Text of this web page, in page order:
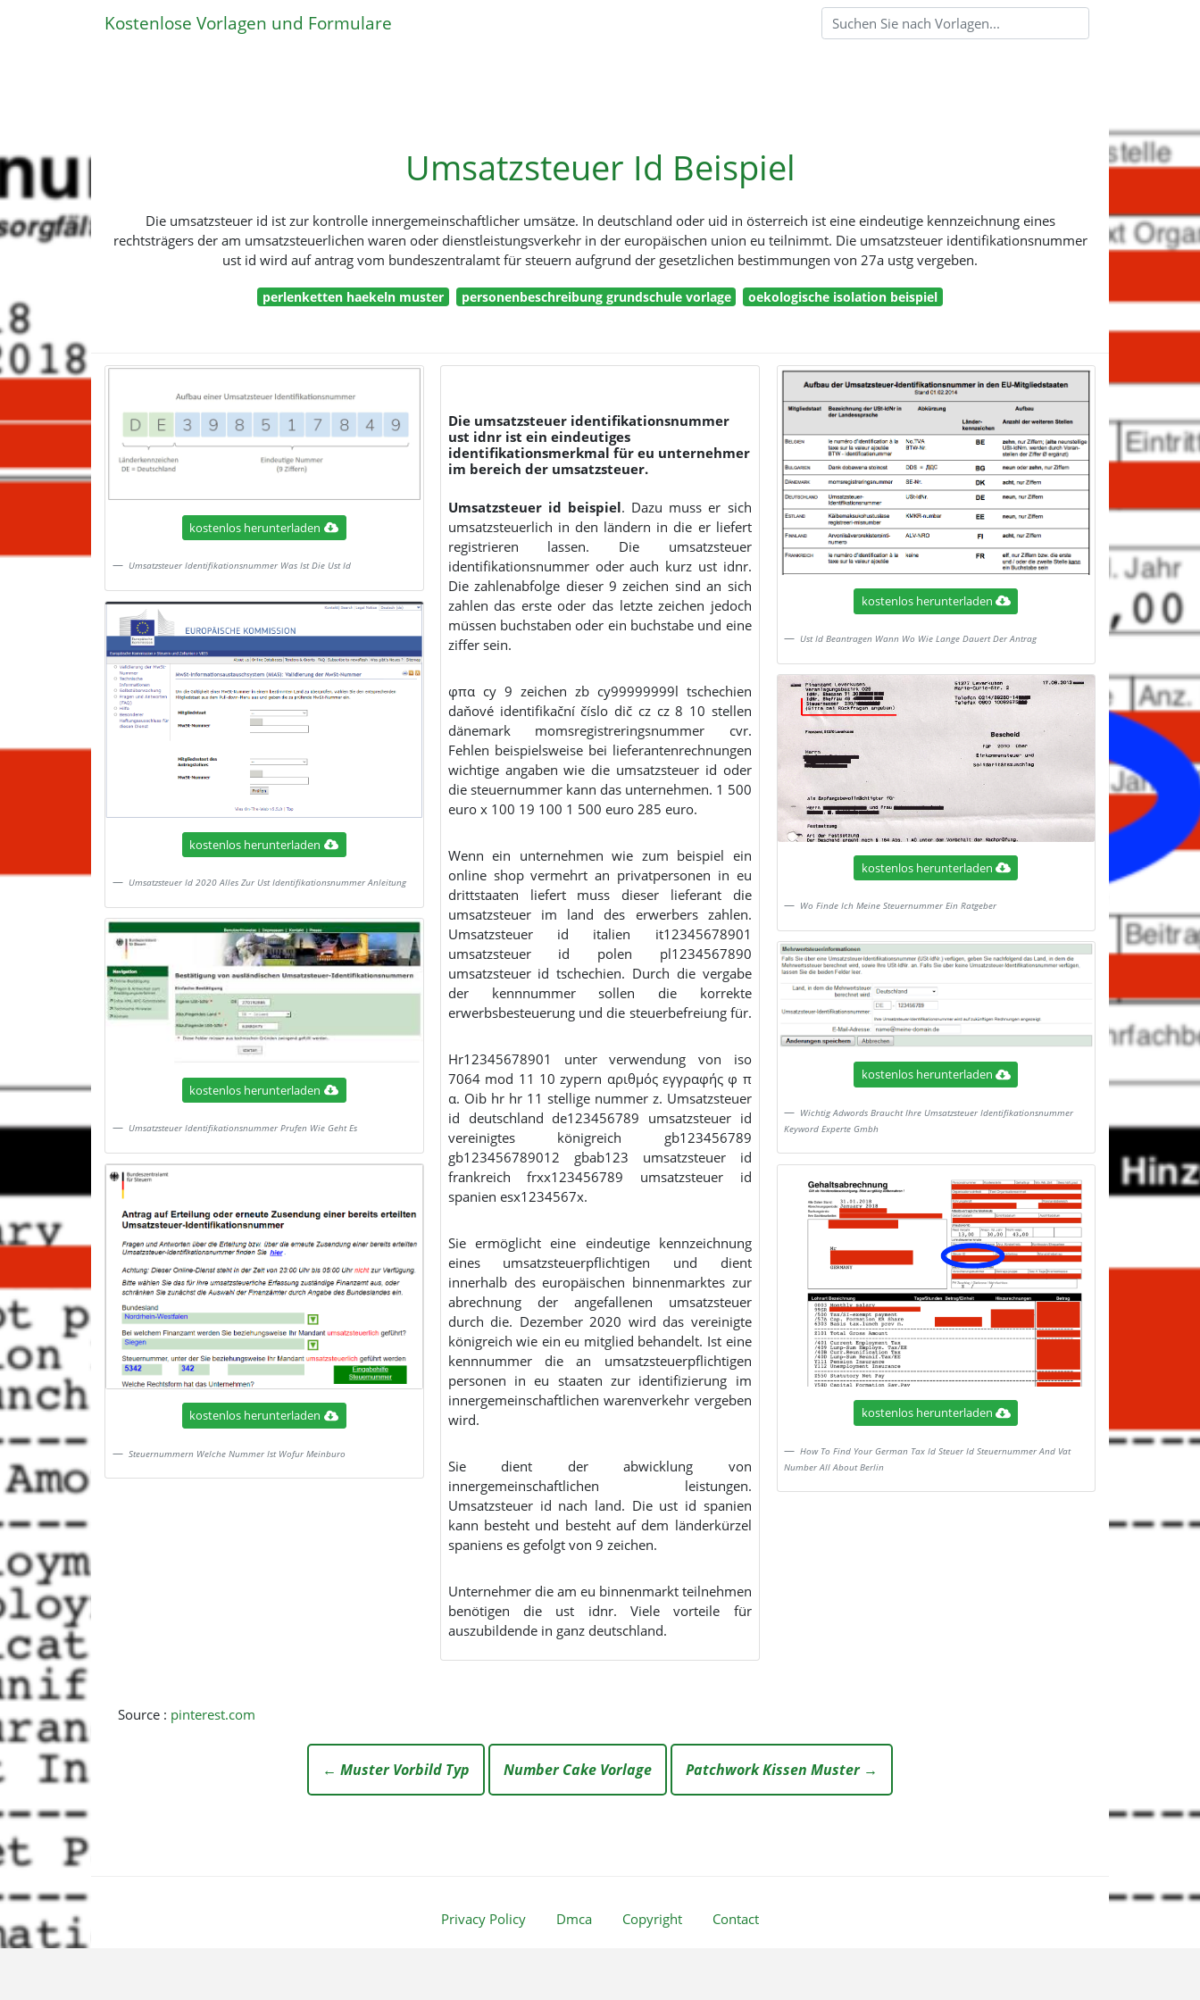
Kostenlose Vorlagen und Formulare
Umsatzsteuer Id Beispiel
Die umsatzsteuer id ist zur kontrolle innergemeinschaftlicher umsätze. In deutschland oder uid in österreich ist eine eindeutige kennzeichnung eines
rechtsträgers der am umsatzsteuerlichen waren oder dienstleistungsverkehr in der europäischen union eu teilnimmt. Die umsatzsteuer identifikationsnummer
ust id wird auf antrag vom bundeszentralamt für steuern aufgrund der gesetzlichen bestimmungen von 27a ustg vergeben.
perlenketten haekeln muster personenbeschreibung grundschule vorlage oekologische isolation beispiel
kostenlos herunterladen
Umsatzsteuer Identifikationsnummer Was Ist Die Ust Id
kostenlos herunterladen
Umsatzsteuer Id 2020 Alles Zur Ust Identifikationsnummer Anleitung
kostenlos herunterladen
Umsatzsteuer Identifikationsnummer Prufen Wie Geht Es
kostenlos herunterladen
Steuernummern Welche Nummer Ist Wofur Meinburo
Die umsatzsteuer identifikationsnummer
ust idnr ist ein eindeutiges
identifikationsmerkmal für eu unternehmer
im bereich der umsatzsteuer.
Umsatzsteuer id beispiel. Dazu muss er sich
umsatzsteuerlich in den ländern in die er liefert
registrieren lassen. Die umsatzsteuer
identifikationsnummer oder auch kurz ust idnr.
Die zahlenabfolge dieser 9 zeichen sind an sich
zahlen das erste oder das letzte zeichen jedoch
müssen buchstaben oder ein buchstabe und eine
ziffer sein.
φπα cy 9 zeichen zb cy99999999l tschechien
daňové identifikační číslo dič cz cz 8 10 stellen
dänemark momsregistreringsnummer cvr.
Fehlen beispielsweise bei lieferantenrechnungen
wichtige angaben wie die umsatzsteuer id oder
die steuernummer kann das unternehmen. 1 500
euro x 100 19 100 1 500 euro 285 euro.
Wenn ein unternehmen wie zum beispiel ein
online shop vermehrt an privatpersonen in eu
drittstaaten liefert muss dieser lieferant die
umsatzsteuer im land des erwerbers zahlen.
Umsatzsteuer id italien it12345678901
umsatzsteuer id polen pl1234567890
umsatzsteuer id tschechien. Durch die vergabe
der kennnummer sollen die korrekte
erwerbsbesteuerung und die steuerbefreiung für.
Hr12345678901 unter verwendung von iso
7064 mod 11 10 zypern αριθμός εγγραφής φ π
α. Oib hr hr 11 stellige nummer z. Umsatzsteuer
id deutschland de123456789 umsatzsteuer id
vereinigtes königreich gb123456789
gb123456789012 gbab123 umsatzsteuer id
frankreich frxx123456789 umsatzsteuer id
spanien esx1234567x.
Sie ermöglicht eine eindeutige kennzeichnung
eines umsatzsteuerpflichtigen und dient
innerhalb des europäischen binnenmarktes zur
abrechnung der angefallenen umsatzsteuer
durch die. Dezember 2020 wird das vereinigte
königreich wie ein eu mitglied behandelt. Ist eine
kennnummer die an umsatzsteuerpflichtigen
personen in eu staaten zur identifizierung im
innergemeinschaftlichen warenverkehr vergeben
wird.
Sie dient der abwicklung von
innergemeinschaftlichen leistungen.
Umsatzsteuer id nach land. Die ust id spanien
kann besteht und besteht auf dem länderkürzel
spaniens es gefolgt von 9 zeichen.
Unternehmer die am eu binnenmarkt teilnehmen
benötigen die ust idnr. Viele vorteile für
auszubildende in ganz deutschland.
kostenlos herunterladen
Ust Id Beantragen Wann Wo Wie Lange Dauert Der Antrag
kostenlos herunterladen
Wo Finde Ich Meine Steuernummer Ein Ratgeber
kostenlos herunterladen
Wichtig Adwords Braucht Ihre Umsatzsteuer Identifikationsnummer
Keyword Experte Gmbh
kostenlos herunterladen
How To Find Your German Tax Id Steuer Id Steuernummer And Vat
Number All About Berlin
Source : pinterest.com
← Muster Vorbild Typ Number Cake Vorlage Patchwork Kissen Muster →
Privacy Policy Dmca Copyright Contact